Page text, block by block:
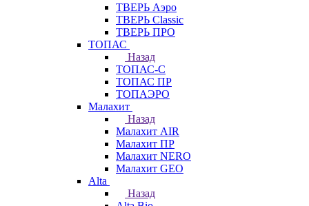
ТВЕРЬ Аэро
ТВЕРЬ Classic
ТВЕРЬ ПРО
ТОПАС
Назад
ТОПАС-С
ТОПАС ПР
ТОПАЭРО
Малахит
Назад
Малахит AIR
Малахит ПР
Малахит NERO
Малахит GEO
Alta
Назад